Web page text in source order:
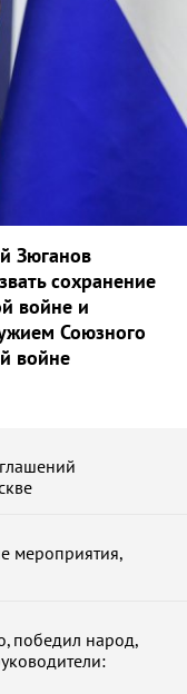
Зюганов
сохранение
войне и
Союзного
войне
мероприятия,
победил народ,